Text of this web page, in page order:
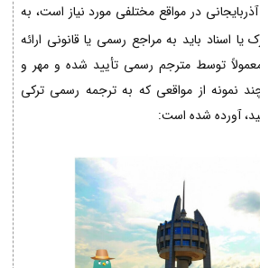
در مواقع مختلفی مورد نیاز است، به
اسناد باید به مراجع رسمی یا قانونی ارائه
توسط مترجم رسمی تأیید شده و مهر و
نمونه از مواقعی که به ترجمه رسمی ترکی
آورده شده است: